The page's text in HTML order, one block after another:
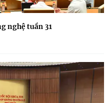
nghệ tuần 31